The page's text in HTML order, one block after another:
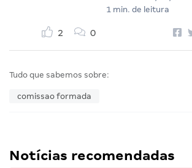
1 min. de leitura
2 0
Tudo que sabemos sobre:
comissao formada
Notícias recomendadas